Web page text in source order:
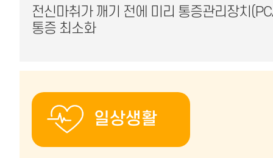
전신마취가 깨기 전에 미리 통증관리장치
통증 최소화
일상생활